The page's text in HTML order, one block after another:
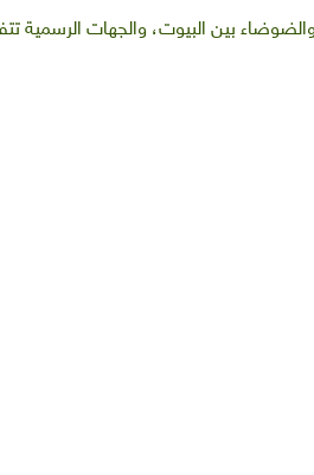
بين البيوت، والجهات الرسمية